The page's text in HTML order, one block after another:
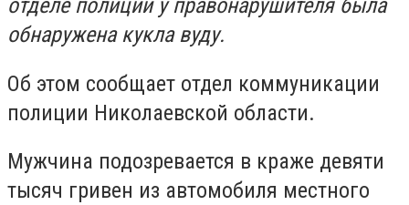
отделе полиции у правонарушителя была
обнаружена кукла вуду.
Об этом сообщает отдел коммуникации
полиции Николаевской области.
Мужчина подозревается в краже девяти
тысяч гривен из автомобиля местного